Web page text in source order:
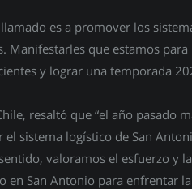
es a promover los
Manifestarles que estamos para
y lograr una temporada
resaltó que “el año pasado
sistema logístico de San
valoramos el esfuerzo y la
en San Antonio para enfrentar la